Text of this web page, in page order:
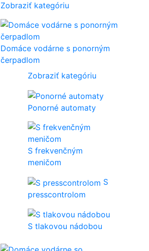
Zobraziť kategóriu
Domáce vodárne s ponorným
čerpadlom
Zobraziť kategóriu
Ponorné automaty
S frekvenčným
meničom
S
presscontrolom
S tlakovou nádobou